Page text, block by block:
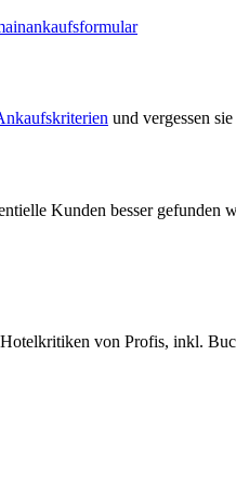
und vergessen
Kunden besser
von Profis, inkl.